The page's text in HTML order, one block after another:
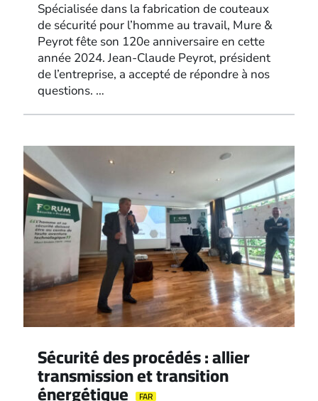
Spécialisée dans la fabrication de couteaux
de sécurité pour l’homme au travail, Mure &
Peyrot fête son 120e anniversaire en cette
année 2024. Jean-Claude Peyrot, président
de l’entreprise, a accepté de répondre à nos
questions. …
Sécurité des procédés : allier
transmission et transition
énergétique FAR